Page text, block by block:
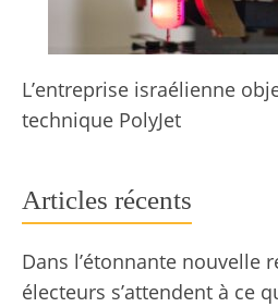
L’entreprise israélienne
technique PolyJet
Articles récents
Dans l’étonnante nouvelle
électeurs s’attendent à ce